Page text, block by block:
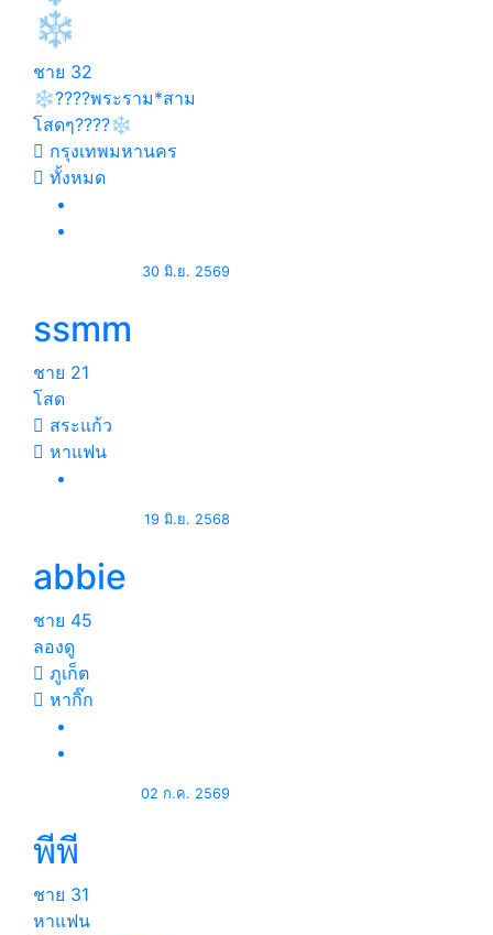
❄️
ชาย 32
❄️????พระราม*สาม
โสดๆ????❄️
กรุงเทพมหานคร
ทั้งหมด
30 มิ.ย. 2569
ssmm
ชาย 21
โสด
สระแก้ว
หาแฟน
19 มิ.ย. 2568
abbie
ชาย 45
ลองดู
ภูเก็ต
หากิ๊ก
02 ก.ค. 2569
พีพี
ชาย 31
หาแฟน